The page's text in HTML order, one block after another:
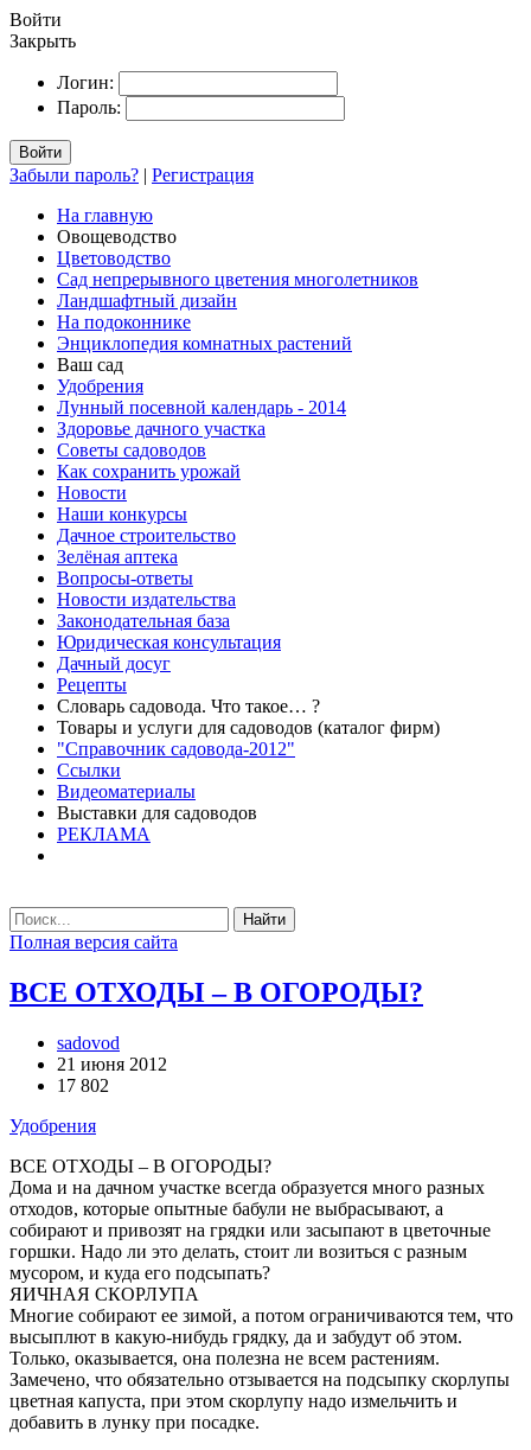
Войти
Закрыть
Логин:
Пароль:
Войти
Забыли пароль? | Регистрация
На главную
Овощеводство
Цветоводство
Сад непрерывного цветения многолетников
Ландшафтный дизайн
На подоконнике
Энциклопедия комнатных растений
Ваш сад
Удобрения
Лунный посевной календарь - 2014
Здоровье дачного участка
Советы садоводов
Как сохранить урожай
Новости
Наши конкурсы
Дачное строительство
Зелёная аптека
Вопросы-ответы
Новости издательства
Законодательная база
Юридическая консультация
Дачный досуг
Рецепты
Словарь садовода. Что такое… ?
Товары и услуги для садоводов (каталог фирм)
"Справочник садовода-2012"
Ссылки
Видеоматериалы
Выставки для садоводов
РЕКЛАМА
Найти
Полная версия сайта
ВСЕ ОТХОДЫ – В ОГОРОДЫ?
sadovod
21 июня 2012
17 802
Удобрения
ВСЕ ОТХОДЫ – В ОГОРОДЫ?
Дома и на дачном участке всегда образуется много разных
отходов, которые опытные бабули не выбрасывают, а
собирают и привозят на грядки или засыпают в цветочные
горшки. Надо ли это делать, стоит ли возиться с разным
мусором, и куда его подсыпать?
ЯИЧНАЯ СКОРЛУПА
Многие собирают ее зимой, а потом ограничиваются тем, что
высыплют в какую-нибудь грядку, да и забудут об этом.
Только, ока­зывается, она полезна не всем растениям.
Замечено, что обязательно отзывается на подсыпку скорлупы
цветная капуста, при этом скорлупу надо измельчить и
добавить в лунку при посадке.